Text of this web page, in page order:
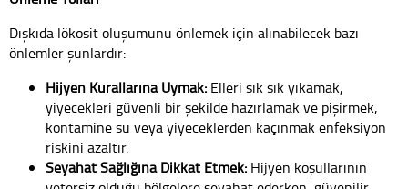
Dışkıda lökosit oluşumunu önlemek için alınabilecek bazı
önlemler şunlardır:
Hijyen Kurallarına Uymak: Elleri sık sık yıkamak,
yiyecekleri güvenli bir şekilde hazırlamak ve pişirmek,
kontamine su veya yiyeceklerden kaçınmak enfeksiyon
riskini azaltır.
Seyahat Sağlığına Dikkat Etmek: Hijyen koşullarının